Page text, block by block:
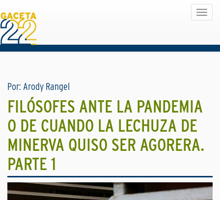
Toggle
Por: Arody Rangel
FILÓSOFES ANTE LA PANDEMIA
O DE CUANDO LA LECHUZA DE
MINERVA QUISO SER AGORERA.
PARTE 1